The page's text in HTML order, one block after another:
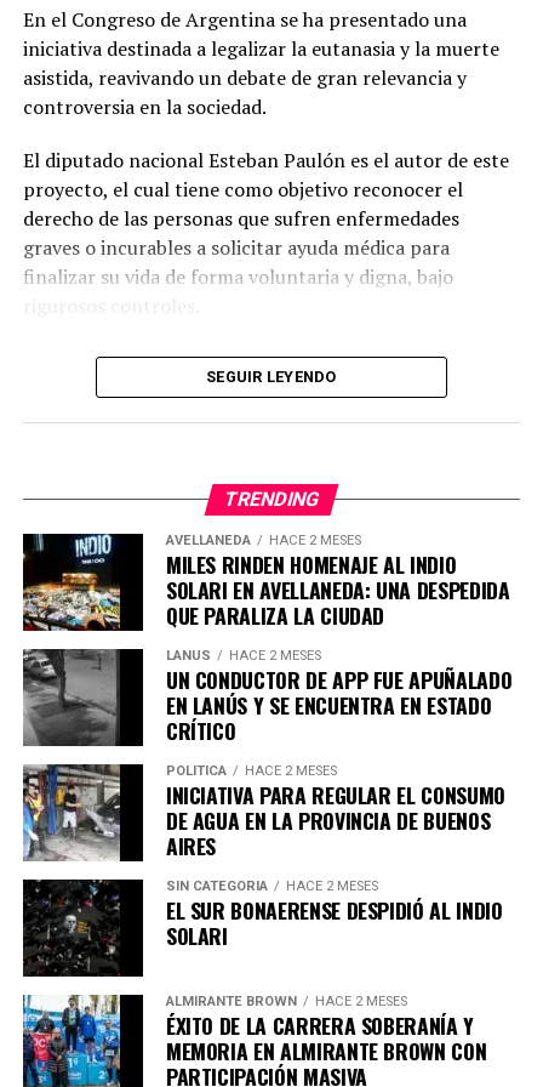
TOLOSA PAZ ANUNCIÓ QUE AUMENTAN 40% LOS MONTOS
DE LA PRESTACIÓN ALIMENTAR
potable?
La propuesta incluye laadopción de tecnologías
modernas que reduzcan el consumo de agua en
actividades de limpieza y mantenimiento.
Según
Galmarini, existen herramientas que permiten realizar
las mismas funciones con un uso de agua
significativamente menor que los métodos
convencionales.
utilicen agua de pozo o industrial en lugar de agua
La medida también aplicará a los consorcios
Asimismo, la iniciativa prevé que los comercios y
servicios con alto consumo de agua adopten
para reutilizar el agua utilizada en sus procesos de
lavado.
En el Congreso de Argentina se ha presentado una
iniciativa destinada a legalizar la eutanasia y la muerte
asistida, reavivando un debate de gran relevancia y
controversia en la sociedad.
El diputado nacional Esteban Paulón es el autor de este
proyecto, el cual tiene como objetivo reconocer el
derecho de las personas que sufren enfermedades
graves o incurables a solicitar ayuda médica para
finalizar su vida de forma voluntaria y digna, bajo
Detalles del proyecto sobre eutanasia y
muerte asistida
Primero, la eutanasia, que consiste en la administración
de una sustancia letal por parte de un profesional de la
salud, a solicitud del paciente.
En segundo lugar, la muerte asistida voluntaria, donde la
persona se autoadministra el medicamento recetado
por un médico.
El proyecto establece que ambos métodos deberán
contar con cobertura obligatoria en hospitales públicos,
así como en obras sociales y empresas de medicina
prepaga.
Requisitos para acceder a estos
procedimientos
De acuerdo con la propuesta, podrán solicitar el
procedimiento aquellas personas que presenten:
SEGUIR LEYENDO
TRENDING
AVELLANEDA HACE 2 MESES
MILES RINDEN HOMENAJE AL INDIO
SOLARI EN AVELLANEDA: UNA DESPEDIDA
QUE PARALIZA LA CIUDAD
LANUS HACE 2 MESES
UN CONDUCTOR DE APP FUE APUÑALADO
EN LANÚS Y SE ENCUENTRA EN ESTADO
CRÍTICO
POLÍTICA HACE 2 MESES
INICIATIVA PARA REGULAR EL CONSUMO
DE AGUA EN LA PROVINCIA DE BUENOS
AIRES
SIN CATEGORIA HACE 2 MESES
EL SUR BONAERENSE DESPIDIÓ AL INDIO
SOLARI
ALMIRANTE BROWN HACE 2 MESES
ÉXITO DE LA CARRERA SOBERANÍA Y
MEMORIA EN ALMIRANTE BROWN CON
PARTICIPACIÓN MASIVA